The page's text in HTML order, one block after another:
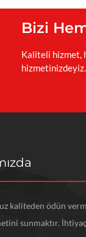
Bizi
Kaliteli hizmet,
hizmetinizdeyiz.
kaliteden ödün
sunmaktır.